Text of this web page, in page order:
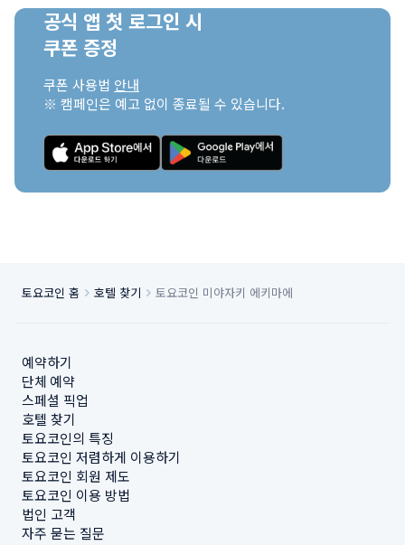
공식 앱 첫 로그인 시
쿠폰 증정
쿠폰 사용법 안내
※ 캠페인은 예고 없이 종료될 수 있습니다.
토요코인 홈 호텔 찾기 토요코인 미야자키 에키마에
예약하기
단체 예약
스페셜 픽업
호텔 찾기
토요코인의 특징
토요코인 저렴하게 이용하기
토요코인 회원 제도
토요코인 이용 방법
법인 고객
자주 묻는 질문